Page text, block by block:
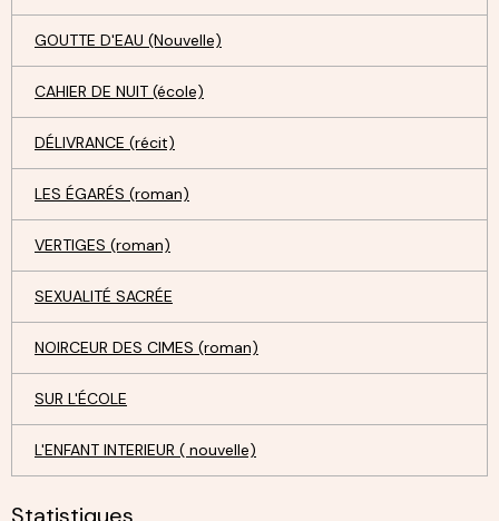
GOUTTE D'EAU (Nouvelle)
CAHIER DE NUIT (école)
DÉLIVRANCE (récit)
LES ÉGARÉS (roman)
VERTIGES (roman)
SEXUALITÉ SACRÉE
NOIRCEUR DES CIMES (roman)
SUR L'ÉCOLE
L'ENFANT INTERIEUR ( nouvelle)
Statistiques